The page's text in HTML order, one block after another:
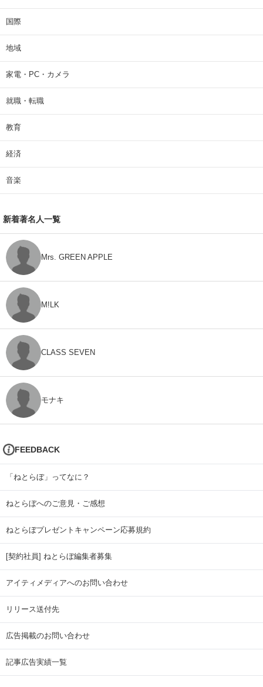
国際
地域
家電・PC・カメラ
就職・転職
教育
経済
音楽
新着著名人一覧
Mrs. GREEN APPLE
M!LK
CLASS SEVEN
モナキ
FEEDBACK
「ねとらぼ」ってなに？
ねとらぼへのご意見・ご感想
ねとらぼプレゼントキャンペーン応募規約
[契約社員] ねとらぼ編集者募集
アイティメディアへのお問い合わせ
リリース送付先
広告掲載のお問い合わせ
記事広告実績一覧